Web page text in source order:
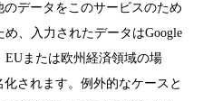
データをこのサービスのため
、入力されたデータはGoogle
または欧州経済領域の場
されます。例外的なケースと